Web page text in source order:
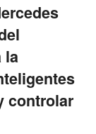
la
controlar